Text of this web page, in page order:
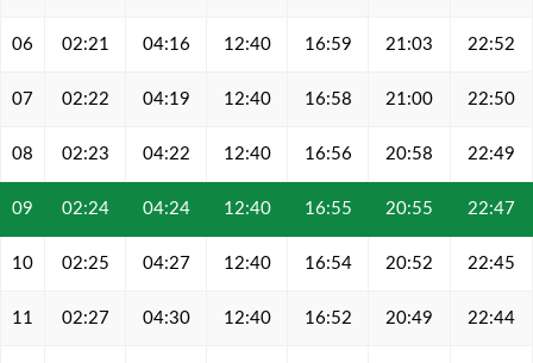
06 02:21 04:16 12:40 16:59 21:03 22:52
07 02:22 04:19 12:40 16:58 21:00 22:50
08 02:23 04:22 12:40 16:56 20:58 22:49
09 02:24 04:24 12:40 16:55 20:55 22:47
10 02:25 04:27 12:40 16:54 20:52 22:45
11 02:27 04:30 12:40 16:52 20:49 22:44